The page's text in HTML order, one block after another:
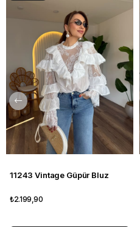
11243 Vintage Güpür Bluz
₺2.199,90